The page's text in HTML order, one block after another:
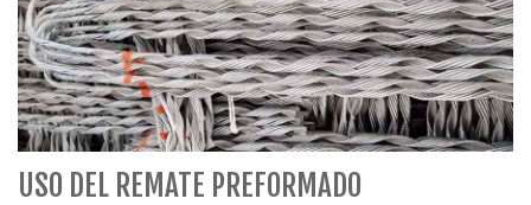
USO DEL REMATE PREFORMADO